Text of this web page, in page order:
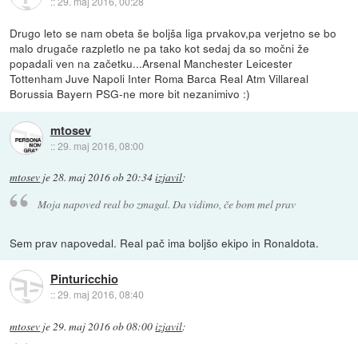
Drugo leto se nam obeta še boljša liga prvakov,pa verjetno se bo
malo drugače razpletlo ne pa tako kot sedaj da so močni že
popadali ven na začetku...Arsenal Manchester Leicester
Tottenham Juve Napoli Inter Roma Barca Real Atm Villareal
Borussia Bayern PSG-ne more bit nezanimivo :)
mtosev
::29. maj 2016, 08:00
mtosev je28. maj 2016 ob 20:34izjavil:
Moja napoved real bo zmagal. Da vidimo, če bom mel prav
Sem prav napovedal. Real pač ima boljšo ekipo in Ronaldota.
Pinturicchio
::29. maj 2016, 08:40
mtosev je29. maj 2016 ob 08:00izjavil: